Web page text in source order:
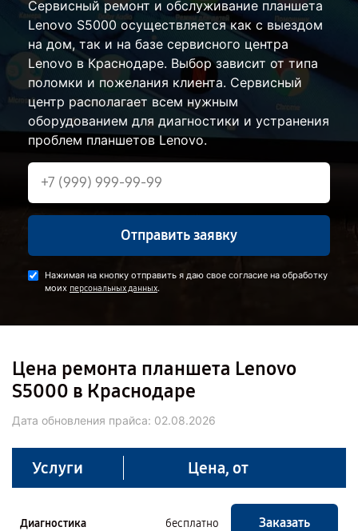
Сервисный ремонт и обслуживание планшета
Lenovo S5000 осуществляется как с выездом
на дом, так и на базе сервисного центра
Lenovo в Краснодаре. Выбор зависит от типа
поломки и пожелания клиента. Сервисный
центр располагает всем нужным
оборудованием для диагностики и устранения
проблем планшетов Lenovo.
Отправить заявку
Нажимая на кнопку отправить я даю свое согласие на обработку
моих персональных данных.
Цена ремонта планшета Lenovo
S5000 в Краснодаре
Дата обновления прайса: 02.08.2026
Услуги Цена, от
Диагностика бесплатно Заказать